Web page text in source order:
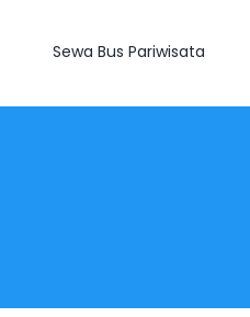
Sewa Bus Pariwisata